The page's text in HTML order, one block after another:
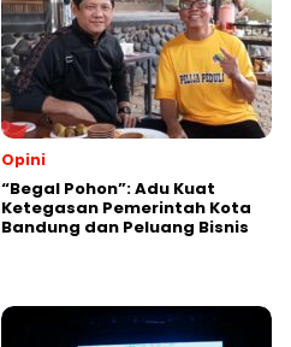
Opini
“Begal Pohon”: Adu Kuat
Ketegasan Pemerintah Kota
Bandung dan Peluang Bisnis